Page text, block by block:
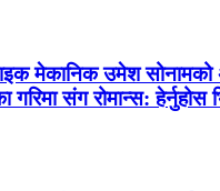
मेकानिक उमेश सोनामको
गरिमा संग रोमान्स: हेर्नुहोस